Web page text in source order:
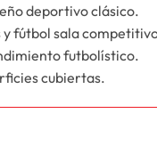
deportivo clásico.
y fútbol sala
futbolístico.
cubiertas.